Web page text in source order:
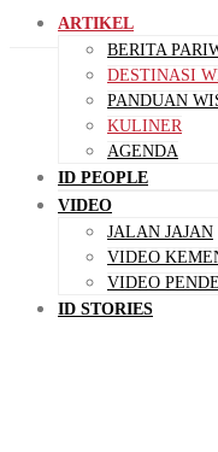
ARTIKEL
BERITA
DESTINASI
PANDUAN
KULINER
AGENDA
ID PEOPLE
VIDEO
JALAN JAJAN
VIDEO
VIDEO
ID STORIES